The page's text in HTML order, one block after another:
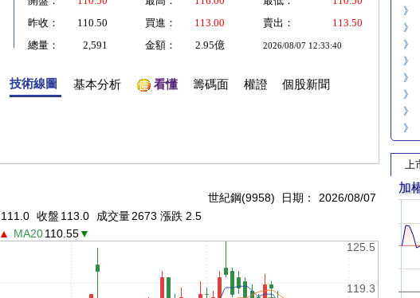
昨收：
110.50 買進： 113.00 賣出：
113.50
總量：
2,591 金額： 2.95億 2026/08/07 12:33:40
技術線圖 基本分析 看懂 籌碼面 權證 個股新聞
世紀鋼(9958) 日期：
2026/08/07
111.0 收盤 113.0 成交量2673 漲跌 2.5
▲ MA20110.55▼
119.3
125.5
》
》
》
》
》
》
》
》
上
加